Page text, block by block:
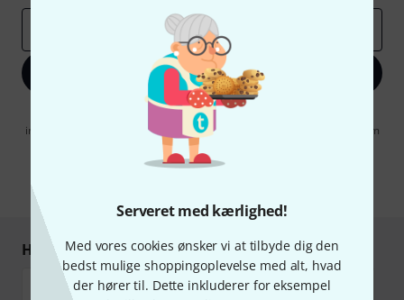
Serveret med kærlighed!
Med vores cookies ønsker vi at tilbyde dig den
bedst mulige shoppingoplevelse med alt, hvad
der hører til. Dette inkluderer for eksempel
Tilmeld dig nu
Når jeg klikker på "Tilmeld dig nu", erklærer jeg mig samtidig
indforstået med at modtage e-mail-reklame. Dette tilsagn kan når som
helst trækkes tilbage. Find yderligere informationer i vores
informationer om databeskyttelse
Handl og betal sikkert